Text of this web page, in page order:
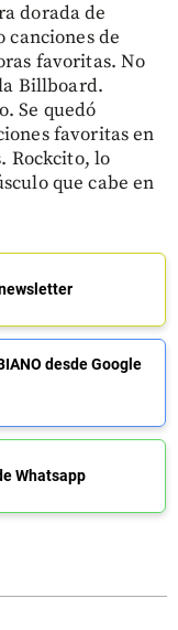
dorada de
canciones de
favoritas. No
Billboard.
Se quedó
favoritas en
Rockcito, lo
que cabe en
desde Google
Whatsapp